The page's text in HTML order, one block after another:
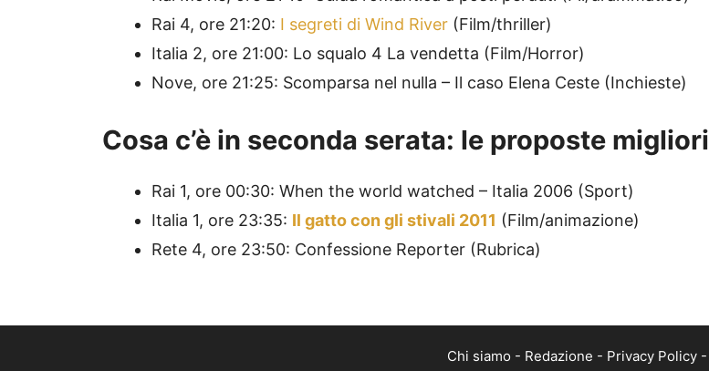
Rai 4, ore 21:20: I segreti di Wind River (Film/thriller)
Italia 2, ore 21:00: Lo squalo 4 La vendetta (Film/Horror)
Nove, ore 21:25: Scomparsa nel nulla – Il caso Elena Ceste (Inchieste)
Cosa c’è in seconda serata: le proposte migliori
Rai 1, ore 00:30: When the world watched – Italia 2006 (Sport)
Italia 1, ore 23:35: Il gatto con gli stivali 2011 (Film/animazione)
Rete 4, ore 23:50: Confessione Reporter (Rubrica)
Chi siamo - Redazione - Privacy Policy -